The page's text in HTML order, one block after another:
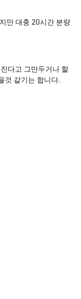
만 대충 20시간 분량
다고 그만두거나 할
것 같기는 합니다.